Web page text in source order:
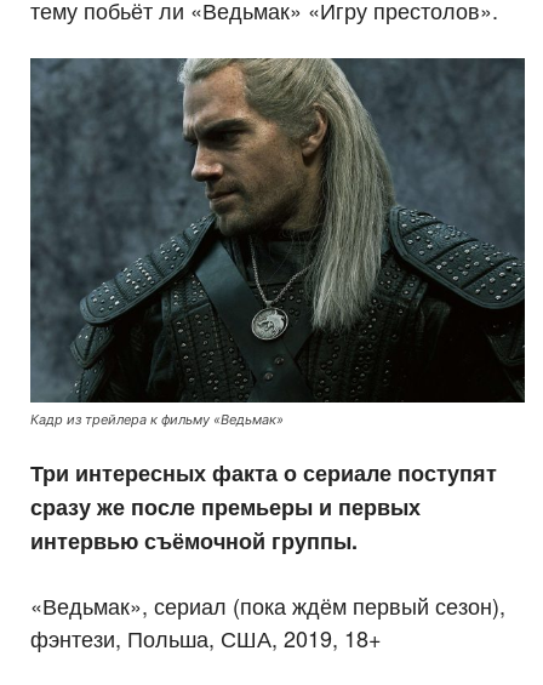
тему побьёт ли «Ведьмак» «Игру престолов».
Кадр из трейлера к фильму «Ведьмак»
Три интересных факта о сериале поступят
сразу же после премьеры и первых
интервью съёмочной группы.
«Ведьмак», сериал (пока ждём первый сезон),
фэнтези, Польша, США, 2019, 18+